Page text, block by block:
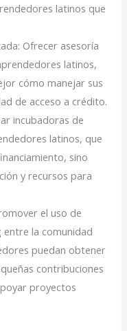
latinos que
Ofrecer asesoría
latinos,
cómo manejar sus
de acceso a crédito.
incubadoras de
latinos, que
sino
y recursos para
el uso de
la comunidad
puedan obtener
contribuciones
proyectos